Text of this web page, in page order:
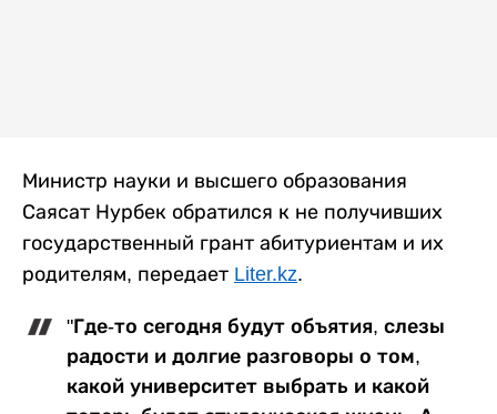
Министр науки и высшего образования
Саясат Нурбек обратился к не получивших
государственный грант абитуриентам и их
родителям, передает Liter.kz.
"Где-то сегодня будут объятия, слезы
радости и долгие разговоры о том,
какой университет выбрать и какой